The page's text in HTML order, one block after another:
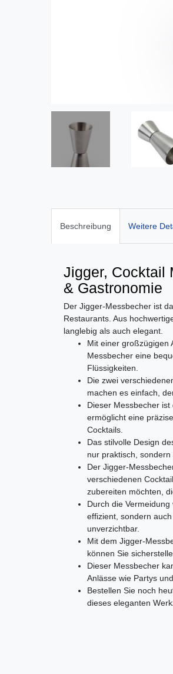
Beschreibung Weitere
Jigger, Cocktail
& Gastronomie
Der Jigger-Messbecher ist
Restaurants. Aus
langlebig als auch elegant.
Mit einer großzügigen
Messbecher eine
Flüssigkeiten.
Die zwei
machen es einfach,
Dieser Messbecher
ermöglicht eine
Cocktails.
Das stilvolle Design
nur praktisch,
Der Jigger-
verschiedenen
zubereiten möchten,
Durch die
effizient, sondern
unverzichtbar.
Mit dem Jigger-
können Sie
Dieser Messbecher
Anlässe wie Partys
Bestellen Sie noch
dieses eleganten